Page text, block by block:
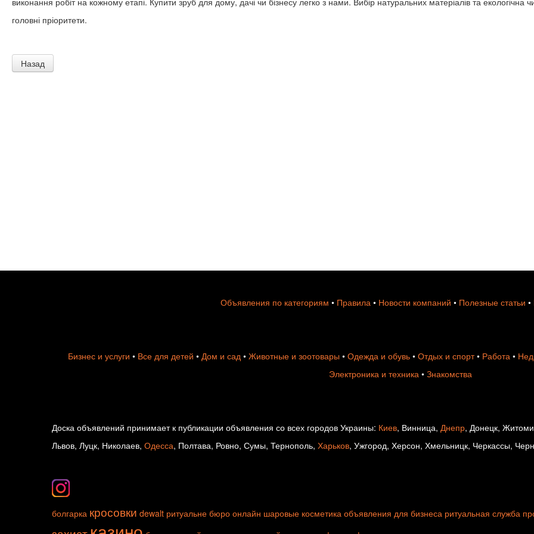
головні пріоритети.
Назад
Объявления по категориям • Правила • Новости компаний • Полезные статьи •
Бизнес и услуги • Все для детей • Дом и сад • Животные и зоотовары • Одежда и обувь • Отдых и спорт• Работа •
Электроника и техника • Знакомства
Доска объявлений принимает к публикации объявления со всех городов Украины: Киев, Винница, Днепр, Донецк,
Львов, Луцк, Николаев, Одесса, Полтава, Ровно, Сумы, Тернополь, Харьков, Ужгород, Херсон, Хмельницк, Черкассы,
болгарка кросовки dewalt ритуальне бюро онлайн шаровые косметика объявления для бизнеса ритуальная служба